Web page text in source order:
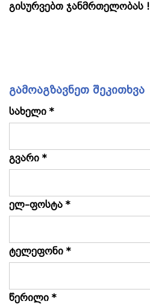
გისურვებთ ჯანმრთელობას !
გამოაგზავნეთ შეკითხვა
სახელი *
გვარი *
ელ–ფოსტა *
ტელეფონი *
წერილი *